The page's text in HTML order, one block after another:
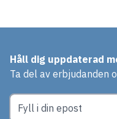
Håll dig uppdaterad
Ta del av erbjudanden